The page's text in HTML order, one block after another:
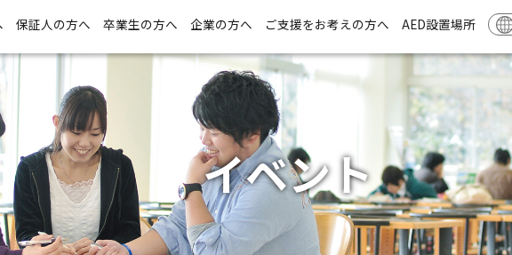
保証人の方へ 卒業生の方へ 企業の方へ ご支援をお考えの方へ AED設置場所
イベント